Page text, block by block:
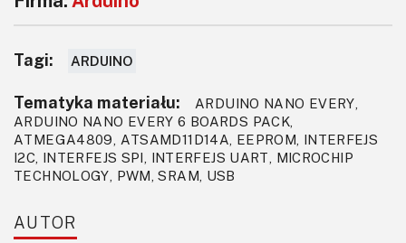
Tagi: ARDUINO
Tematyka materiału:
ARDUINO NANO EVERY,
ARDUINO NANO EVERY 6 BOARDS PACK,
ATMEGA4809, ATSAMD11D14A, EEPROM, INTERFEJS
I2C, INTERFEJS SPI, INTERFEJS UART, MICROCHIP
TECHNOLOGY, PWM, SRAM, USB
AUTOR